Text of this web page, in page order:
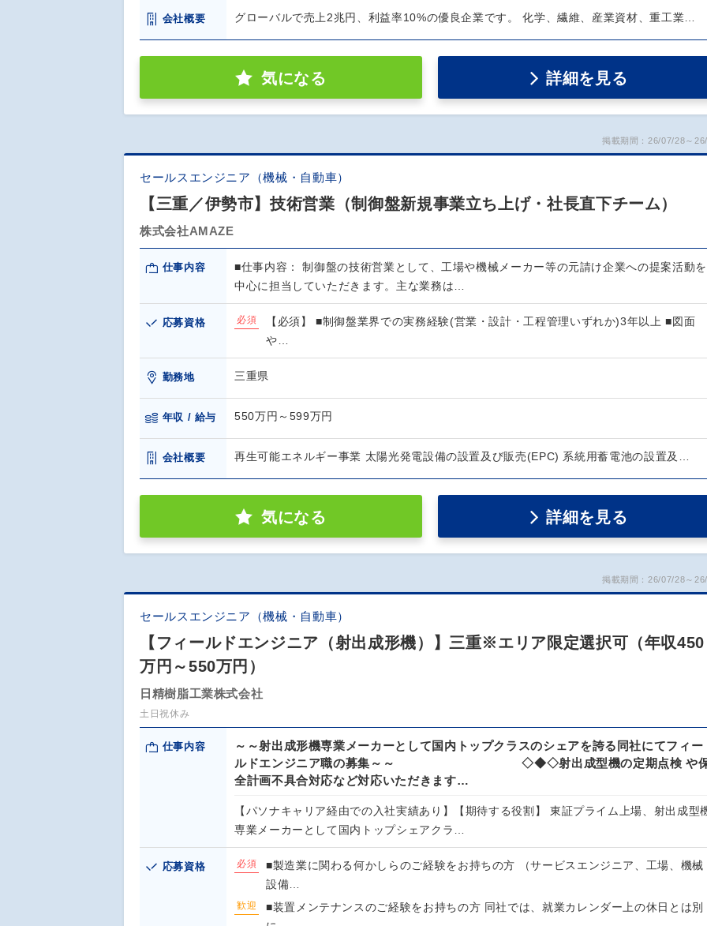
会社概要 グローバルで売上2兆円、利益率10%の優良企業です。 化学、繊維、産業資材、重工業…
気になる 詳細を見る
掲載期間：26/07/28～
セールスエンジニア（機械・自動車）
【三重／伊勢市】技術営業（制御盤新規事業立ち上げ・社長直下チーム）
株式会社AMAZE
仕事内容
■仕事内容： 制御盤の技術営業として、工場や機械メーカー等の元請け企業への提案活動を
中心に担当していただきます。主な業務は…
応募資格 必須
【必須】 ■制御盤業界での実務経験(営業・設計・工程管理いずれか)3年以上 ■図面
や…
勤務地 三重県
年収 / 給与 550万円～599万円
会社概要 再生可能エネルギー事業 太陽光発電設備の設置及び販売(EPC) 系統用蓄電池の設置及…
気になる 詳細を見る
掲載期間：26/07/28～
セールスエンジニア（機械・自動車）
【フィールドエンジニア（射出成形機）】三重※エリア限定選択可（年収450
万円～550万円）
日精樹脂工業株式会社
土日祝休み
仕事内容
～～射出成形機専業メーカーとして国内トップクラスのシェアを誇る同社にてフィー
ルドエンジニア職の募集～～ ◇◆◇射出成型機の定期点検 や
全計画不具合対応など対応いただきます…
【パソナキャリア経由での入社実績あり】【期待する役割】 東証プライム上場、射出成型
専業メーカーとして国内トップシェアクラ…
応募資格 必須
■製造業に関わる何かしらのご経験をお持ちの方 （サービスエンジニア、工場、機械
設備…
歓迎
■装置メンテナンスのご経験をお持ちの方 同社では、就業カレンダー上の休日とは別